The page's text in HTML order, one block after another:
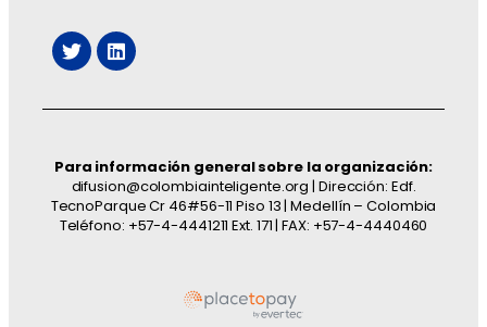
Para información general sobre la organización:
difusion@colombiainteligente.org | Dirección: Edf.
TecnoParque Cr 46#56-11 Piso 13 | Medellín – Colombia
Teléfono: +57-4-4441211 Ext. 171 | FAX: +57-4-4440460